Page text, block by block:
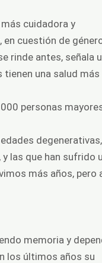
cuidadora y
cuestión de
rinde antes, señala
tienen una salud más
personas
degenerativas,
las que han sufrido
más años, pero
memoria y
los últimos años su